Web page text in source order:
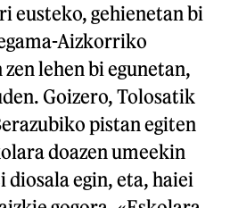
eusteko, gehienetan bi
Aizkorriko
lehen bi egunetan,
Goizero, Tolosatik
pistan egiten
doazen umeekin
egin, eta, haiei